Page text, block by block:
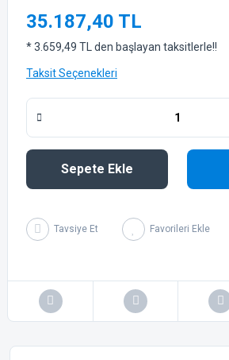
35.187,40 TL
* 3.659,49 TL den başlayan taksitlerle!!
Taksit Seçenekleri
Sepete Ekle
Tavsiye Et